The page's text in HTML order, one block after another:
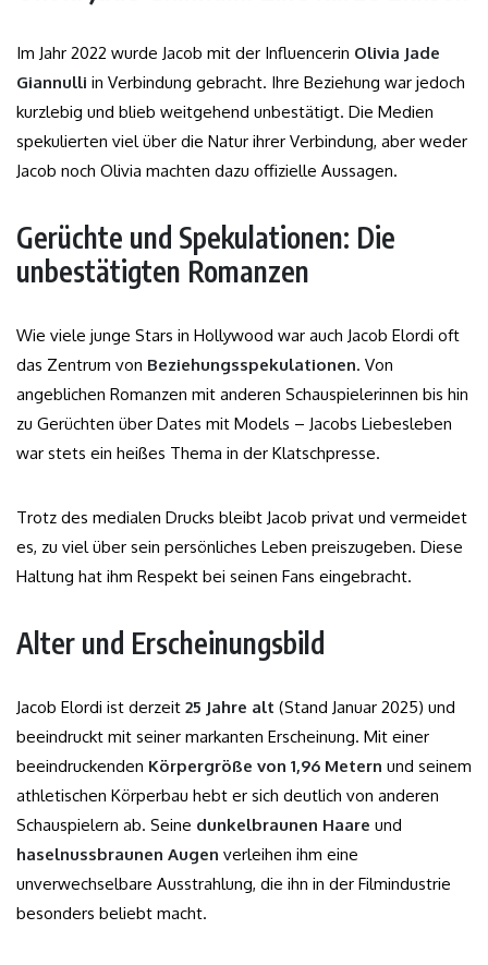
Im Jahr 2022 wurde Jacob mit der Influencerin Olivia Jade
Giannulli in Verbindung gebracht. Ihre Beziehung war jedoch
kurzlebig und blieb weitgehend unbestätigt. Die Medien
spekulierten viel über die Natur ihrer Verbindung, aber weder
Jacob noch Olivia machten dazu offizielle Aussagen.
Gerüchte und Spekulationen: Die
unbestätigten Romanzen
Wie viele junge Stars in Hollywood war auch Jacob Elordi oft
das Zentrum von Beziehungsspekulationen. Von
angeblichen Romanzen mit anderen Schauspielerinnen bis hin
zu Gerüchten über Dates mit Models – Jacobs Liebesleben
war stets ein heißes Thema in der Klatschpresse.
Trotz des medialen Drucks bleibt Jacob privat und vermeidet
es, zu viel über sein persönliches Leben preiszugeben. Diese
Haltung hat ihm Respekt bei seinen Fans eingebracht.
Alter und Erscheinungsbild
Jacob Elordi ist derzeit 25 Jahre alt (Stand Januar 2025) und
beeindruckt mit seiner markanten Erscheinung. Mit einer
beeindruckenden Körpergröße von 1,96 Metern und seinem
athletischen Körperbau hebt er sich deutlich von anderen
Schauspielern ab. Seine dunkelbraunen Haare und
haselnussbraunen Augen verleihen ihm eine
unverwechselbare Ausstrahlung, die ihn in der Filmindustrie
besonders beliebt macht.